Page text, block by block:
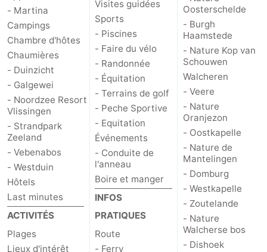
bos
Middelburg
Zeeuws-
Vlaanderen
Nieuwvliet
-
Sluis
-
Cadzand
-
Nature
Het
Zwin
Météo
Contact
- Martina
Campings
Chambre d'hôtes
Chaumières
- Duinzicht
- Galgewei
- Noordzee Resort
Vlissingen
- Strandpark
Zeeland
- Vebenabos
- Westduin
Hôtels
Last minutes
ACTIVITÉS
Plages
Lieux d'intérêt
Visites guidées
Sports
- Piscines
- Faire du vélo
- Randonnée
- Équitation
- Terrains de golf
- Peche Sportive
- Equitation
Événements
- Conduite de
l'anneau
Boire et manger
INFOS
PRATIQUES
Route
- Ferry
Oosterschelde
- Burgh
Haamstede
- Nature Kop van
Schouwen
Walcheren
- Veere
- Nature
Oranjezon
- Oostkapelle
- Nature de
Mantelingen
- Domburg
- Westkapelle
- Zoutelande
- Nature
Walcherse bos
- Dishoek